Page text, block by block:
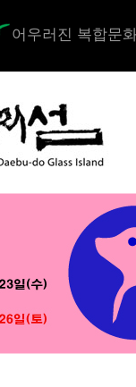
어우러진 복합문